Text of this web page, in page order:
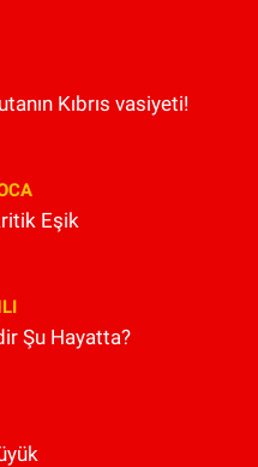
Kıbrıs vasiyeti!
Eşik
Şu Hayatta?